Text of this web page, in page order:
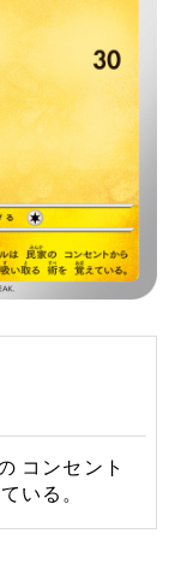
コンセント
いる。